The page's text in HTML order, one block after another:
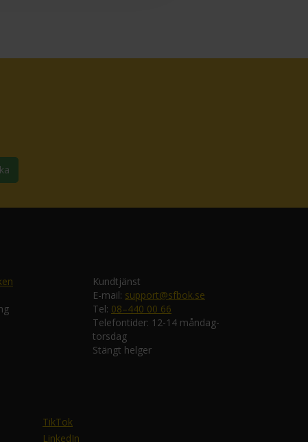
Kundtjänst
E-mail: support@sfbok.se
Tel: 08–440 00 66
Telefontider: 12-14 måndag-
torsdag
Stängt helger
TikTok
LinkedIn